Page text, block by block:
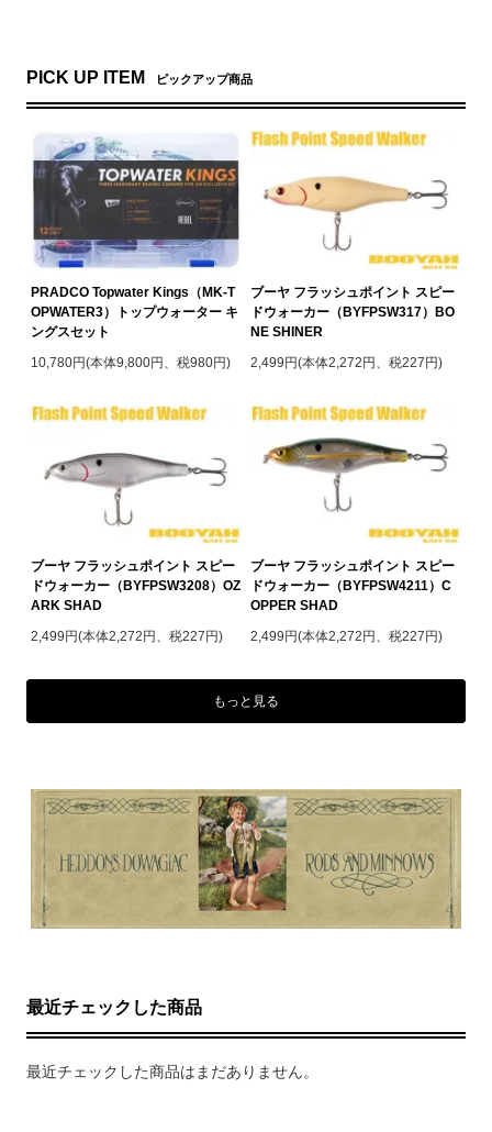
PICK UP ITEM ピックアップ商品
PRADCO Topwater Kings（MK-T
OPWATER3）トップウォーター キ
ングスセット
10,780円(本体9,800円、税980円)
ブーヤ フラッシュポイント スピー
ドウォーカー（BYFPSW317）BO
NE SHINER
2,499円(本体2,272円、税227円)
ブーヤ フラッシュポイント スピー
ドウォーカー（BYFPSW3208）OZ
ARK SHAD
2,499円(本体2,272円、税227円)
ブーヤ フラッシュポイント スピー
ドウォーカー（BYFPSW4211）C
OPPER SHAD
2,499円(本体2,272円、税227円)
もっと見る
最近チェックした商品
最近チェックした商品はまだありません。